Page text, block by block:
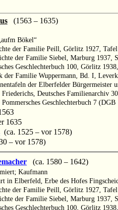
(1563 – 1635)
Bökel“
der Familie Peill, Görlitz 1927,
der Familie Siebel, Marburg 1937,
Geschlechterbuch 100, Görlitz
der Familie Wuppermann, Bd. I,
der Elberfelder Bürgermeister
Deutsches Familienarchiv
Pommersches Geschlechterbuch 7
1635
(ca. 1525 – vor 1578)
– vor 1578)
(ca. 1580 – 1642)
Kaufmann
in Elberfeld, Erbe des Hofes
der Familie Peill, Görlitz 1927,
der Familie Siebel, Marburg 1937,
Geschlechterbuch 100, Görlitz